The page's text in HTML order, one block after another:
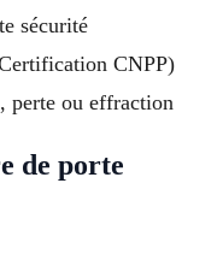
sécurité
CNPP)
perte ou effraction
de porte